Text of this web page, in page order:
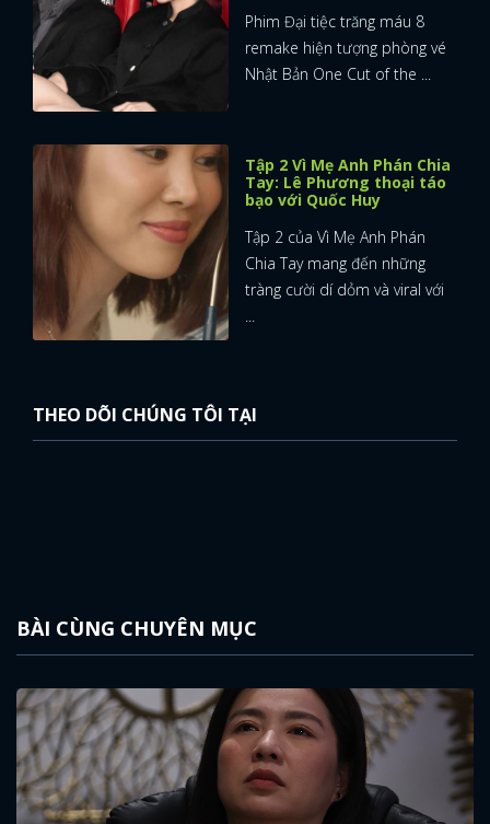
Phim Đại tiệc trăng máu 8
remake hiện tượng phòng vé
Nhật Bản One Cut of the ...
Tập 2 Vì Mẹ Anh Phán Chia
Tay: Lê Phương thoại táo
bạo với Quốc Huy
Tập 2 của Vì Mẹ Anh Phán
Chia Tay mang đến những
tràng cười dí dỏm và viral với
THEO DÕI CHÚNG TÔI TẠI
BÀI CÙNG CHUYÊN MỤC